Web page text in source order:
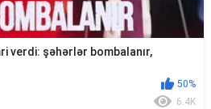
verdi: şəhərlər bombalanır,
50%
6.4K